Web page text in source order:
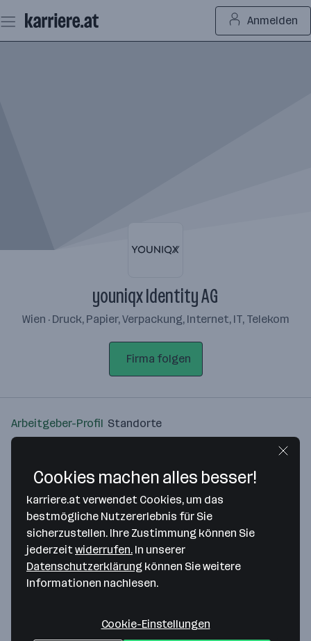
Seiteninhalt
springen
Anmelden
youniqx Identity AG
Wien · Druck, Papier, Verpackung, Internet, IT, Telekom
Firma folgen
Arbeitgeber-Profil Standorte
Bitte stimme unseren Cookie-
Richtlinien zu, um diese Karte
anzuzeigen.
Cookies machen alles besser!
karriere.at verwendet Cookies, um das
bestmögliche Nutzererlebnis für Sie
sicherzustellen. Ihre Zustimmung können Sie
jederzeitwiderrufen. In unserer
Datenschutzerklärung können Sie weitere
Informationen nachlesen.
Cookie-Einstellungen